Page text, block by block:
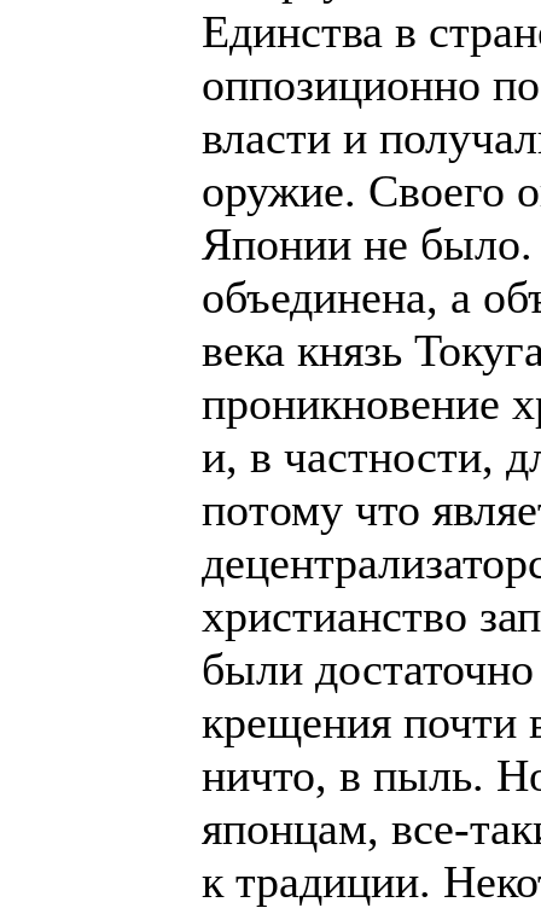
Единства в
оппозиционно
власти и
оружие. Своего
Японии не было.
объединена, а
века князь
проникновение
и, в частности,
ᴨᴏᴛому что
христианство
были
крещения почти
ничто, в пыль.
японцам, все-
к традиции.